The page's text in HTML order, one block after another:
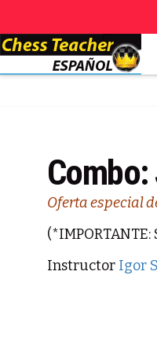
Oferta especial
Instructor Igor